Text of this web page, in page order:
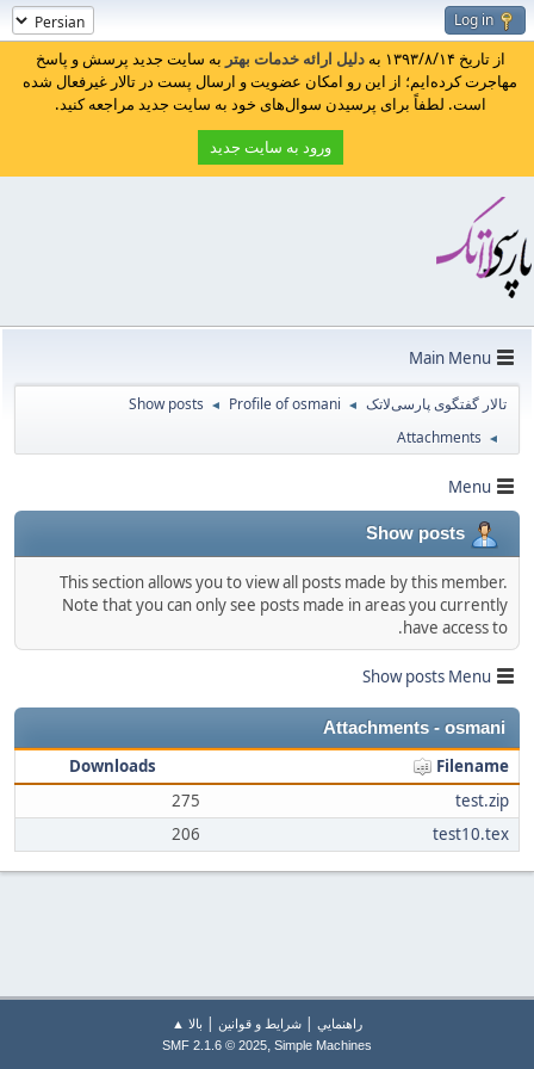
Log in
از تاریخ ۱۳۹۳/۸/۱۴ به دلیل ارائه خدمات بهتر به سایت جدید پرسش و پاسخ
مهاجرت کرده‌ایم؛ از این رو امکان عضویت و ارسال پست در تالار غیرفعال شده
است. لطفاً برای پرسیدن سوال‌های خود به سایت جدید مراجعه کنید.
ورود به سایت جدید
Main Menu
تالار گفتگوی پارسی‌لاتک ◄
Profile of osmani
◄
Show posts
◄
Attachments
Menu
Show posts
This section allows you to view all posts made by this member.
Note that you can only see posts made in areas you currently
have access to.
Show posts Menu
Attachments - osmani
Filename
Downloads
test.zip
275
test10.tex
206
راهنمايي | شرایط و قوانین | بالا ▲
SMF 2.1.6 © 2025, Simple Machines